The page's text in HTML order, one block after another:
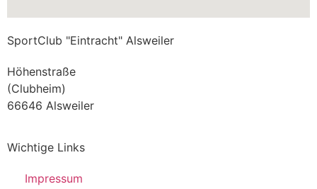
SportClub "Eintracht" Alsweiler
Höhenstraße
(Clubheim)
66646 Alsweiler
Wichtige Links
Impressum